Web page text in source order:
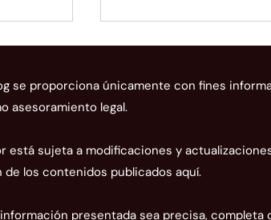
de
La CAN ratifica que la
se proporciona únicamente con fines
asesoramiento legal.
está sujeta a modificaciones y
los contenidos publicados aquí.
presentada sea precisa, completa